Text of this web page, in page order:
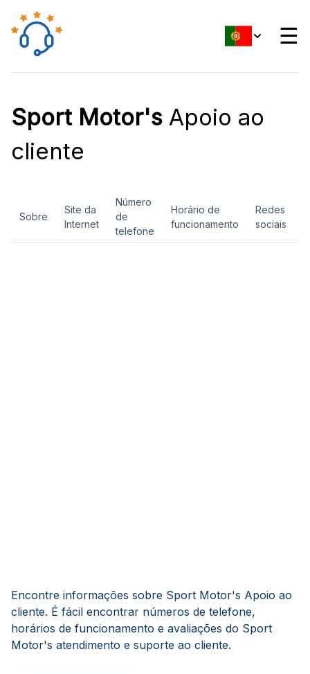
☰
Sport Motor's Apoio ao
cliente
Sobre
Site da
Internet
Número
de
telefone
Horário de
funcionamento
Redes
sociais
Encontre informações sobre Sport Motor's Apoio ao
cliente. É fácil encontrar números de telefone,
horários de funcionamento e avaliações do Sport
Motor's atendimento e suporte ao cliente.